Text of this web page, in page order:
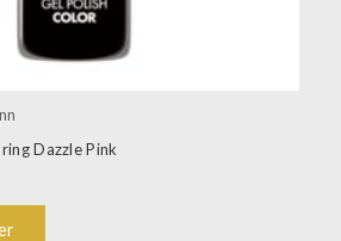
Dazzle Pink